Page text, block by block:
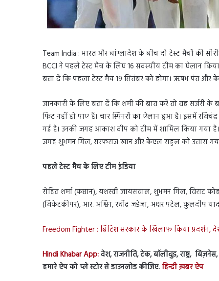
Team India : भारत और बांग्लादेश के बीच दो टेस्ट मैचों की
BCCI ने पहले टेस्ट मैच के लिए 16 सदस्यीय टीम का ऐलान
बता दें कि पहला टेस्ट मैच 19 सितंबर को होगा। ऋषभ पंत और
जानकारी के लिए बता दें कि शमी की बात करें तो वह सर्जरी
फिट नहीं हो पाए हैं। चार स्पिनरों का ऐलान हुआ है। इसमें
गई है। उनकी जगह आकाश दीप को टीम में शामिल किया गया
जगह शुभमन गिल, सरफराज खान और केएल राहुल को उतारा
पहले टेस्ट मैच के लिए टीम इंडिया
रोहित शर्मा (कप्तान), यशस्वी जायसवाल, शुभमन गिल,
(विकेटकीपर), आर. अश्विन, रवींद्र जडेजा, अक्षर पटेल, कुलदीप
Freedom Fighter : ब्रिटिश सरकार के खिलाफ किया प्रदर्शन,
Hindi Khabar App:देश, राजनीति, टेक, बॉलीवुड, राष्ट्र,
हमारे ऐप को प्ले स्टोर से डाउनलोड कीजिए.हिन्दी ख़बर ऐप